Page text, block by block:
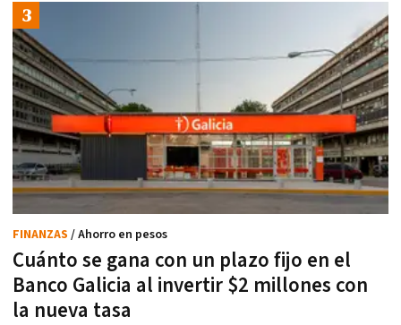
Cuánto se gana con un plazo fijo en el
Banco Galicia al invertir $2 millones con
la nueva tasa
FINANZAS / Ahorro en pesos